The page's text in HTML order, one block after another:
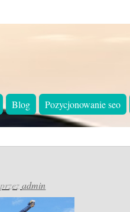
Blog Pozycjonowanie seo
przezadmin